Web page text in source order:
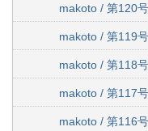
makoto / 第120号
makoto / 第119号
makoto / 第118号
makoto / 第117号
makoto / 第116号